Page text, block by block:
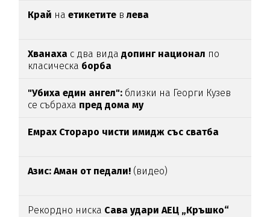
Край наетикетите влева
Хванаха с два видадопинг национал по
класическа борба
"Убиха един ангел": близки на Георги Кузев
се събраха пред дома му
Емрах Стораро чисти имидж със сватба
Азис: Аман от педали! (видео)
Рекордно ниска Сава удари АЕЦ „Кръшко“